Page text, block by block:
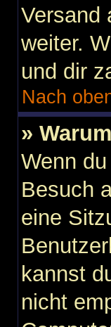
Versand
weiter.
und dir
Nach
»
Wenn
Besuch
eine
kannst
nicht